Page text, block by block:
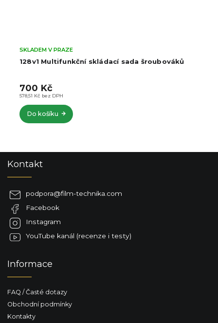
128v1 Multifunkční skládací sada šroubováků
SKLADEM V PRAZE
578,51 Kč bez DPH
700 Kč
Do košíku
Kontakt
podpora@film-technika.com
Facebook
Instagram
YouTube kanál (recenze i testy)
Informace
FAQ / Časté dotazy
Obchodní podmínky
Kontakty